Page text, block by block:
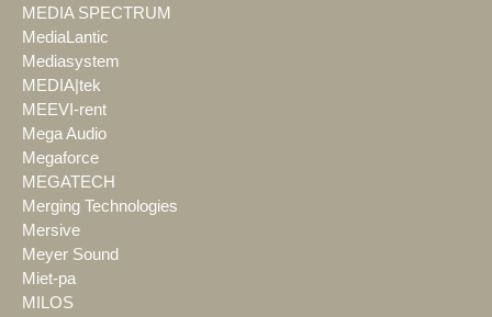
MEDIA SPECTRUM
MediaLantic
Mediasystem
MEDIA|tek
MEEVI-rent
Mega Audio
Megaforce
MEGATECH
Merging Technologies
Mersive
Meyer Sound
Miet-pa
MILOS